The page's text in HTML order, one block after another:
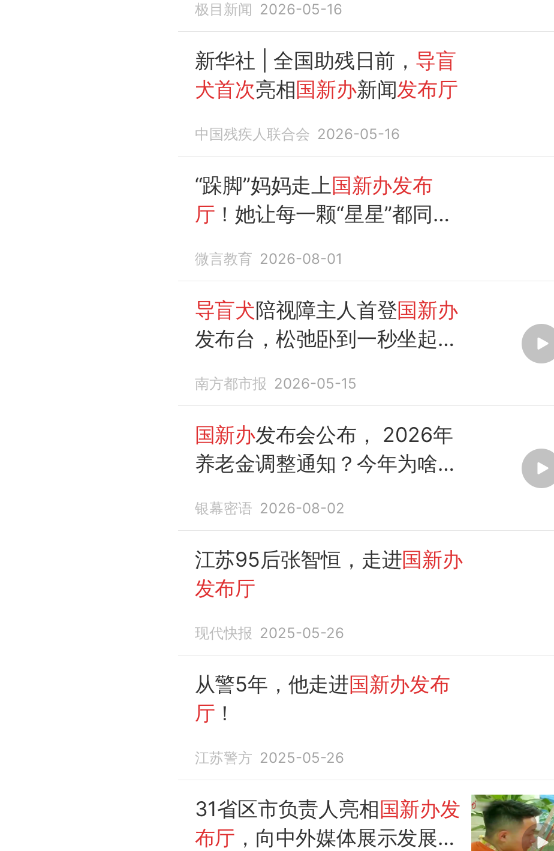
极目新闻 2026-05-16
新华社 | 全国助残日前， 导盲
犬首次亮相国新办新闻发布厅
中国残疾人联合会 2026-05-16
“跺脚”妈妈走上国新办发布
厅 ！她让每一颗“星星”都同样
微言教育 2026-08-01
导盲犬陪视障主人首登国新办
发布台，松弛卧到一秒坐起超
南方都市报 2026-05-15
国新办发布会公布， 2026年
养老金调整通知？今年为啥迟
银幕密语 2026-08-02
江苏95后张智恒，走进国新办
发布厅
现代快报 2025-05-26
从警5年，他走进国新办发布
厅 ！
江苏警方 2025-05-26
31省区市负责人亮相国新办发
布厅 ，向中外媒体展示发展成